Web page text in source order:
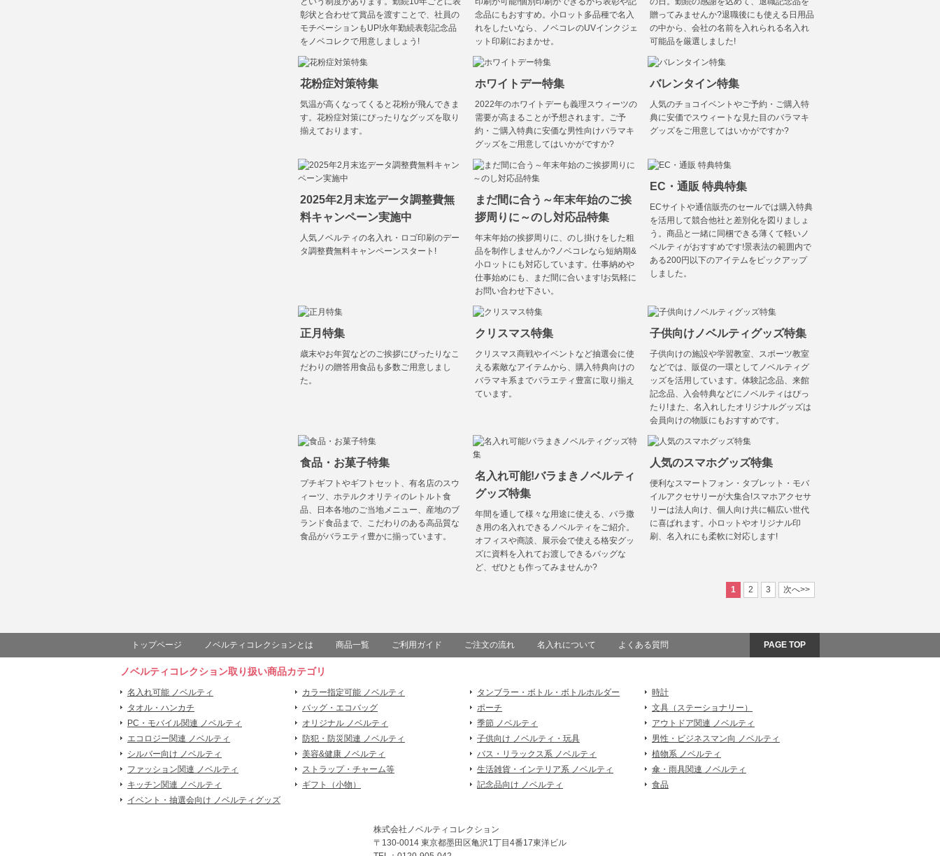
彰状と合わせて賞品を渡すことで、社員の
モチベーションもUP!永年勤続表彰記念品
をノベコレクで用意しましょう!
念品にもおすすめ。小ロット多品種で名入
れをしたいなら、ノベコレのUVインクジェ
ット印刷におまかせ。
贈ってみませんか?退職後にも使える日用品
の中から、会社の名前を入れられる名入れ
可能品を厳選しました!
花粉症対策特集
気温が高くなってくると花粉が飛んできま
す。花粉症対策にぴったりなグッズを取り
揃えております。
ホワイトデー特集
2022年のホワイトデーも義理スウィーツの
需要が高まることが予想されます。ご予
約・ご購入特典に安価な男性向けバラマキ
グッズをご用意してはいかがですか?
バレンタイン特集
人気のチョコイベントやご予約・ご購入特
典に安価でスウィートな見た目のバラマキ
グッズをご用意してはいかがですか?
2025年2月末迄データ調整費無
料キャンペーン実施中
人気ノベルティの名入れ・ロゴ印刷のデー
タ調整費無料キャンペーンスタート!
まだ間に合う～年末年始のご挨
拶周りに～のし対応品特集
年末年始の挨拶周りに、のし掛けをした粗
品を制作しませんか?ノベコレなら短納期&
小ロットにも対応しています。仕事納めや
仕事始めにも、まだ間に合います!お気軽に
お問い合わせ下さい。
EC・通販 特典特集
ECサイトや通信販売のセールでは購入特典
を活用して競合他社と差別化を図りましょ
う。商品と一緒に同梱できる薄くて軽いノ
ベルティがおすすめです!景表法の範囲内で
ある200円以下のアイテムをピックアップ
しました。
正月特集
歳末やお年賀などのご挨拶にぴったりなこ
だわりの贈答用食品も多数ご用意しまし
た。
クリスマス特集
クリスマス商戦やイベントなど抽選会に使
える素敵なアイテムから、購入特典向けの
バラマキ系までバラエティ豊富に取り揃え
ています。
子供向けノベルティグッズ特集
子供向けの施設や学習教室、スポーツ教室
などでは、販促の一環としてノベルティグ
ッズを活用しています。体験記念品、来館
記念品、入会特典などにノベルティはぴっ
たり!また、名入れしたオリジナルグッズは
会員向けの物販にもおすすめです。
食品・お菓子特集
プチギフトやギフトセット、有名店のスウ
ィーツ、ホテルクオリティのレトルト食
品、日本各地のご当地メニュー、産地のブ
ランド食品まで、こだわりのある高品質な
食品がバラエティ豊かに揃っています。
名入れ可能!バラまきノベルティ
グッズ特集
年間を通して様々な用途に使える、バラ撒
き用の名入れできるノベルティをご紹介。
オフィスや商談、展示会で使える格安グッ
ズに資料を入れてお渡しできるバッグな
ど、ぜひとも作ってみませんか?
人気のスマホグッズ特集
便利なスマートフォン・タブレット・モバ
イルアクセサリーが大集合!スマホアクセサ
リーは法人向け、個人向け共に幅広い世代
に喜ばれます。小ロットやオリジナル印
刷、名入れにも柔軟に対応します!
1 2 3 次へ>>
トップページ ノベルティコレクションとは 商品一覧 ご利用ガイド ご注文の流れ 名入れについて よくある質問 PAGE TOP
ノベルティコレクション取り扱い商品カテゴリ
名入れ可能 ノベルティ カラー指定可能 ノベルティ タンブラー・ボトル・ボトルホルダー
時計
タオル・ハンカチ
バッグ・エコバッグ ポーチ
文具（ステーショナリー）
PC・モバイル関連 ノベルティ
オリジナル ノベルティ 季節 ノベルティ
アウトドア関連 ノベルティ
エコロジー関連 ノベルティ
防犯・防災関連 ノベルティ 子供向け ノベルティ・玩具
男性・ビジネスマン向 ノベルティ
シルバー向け ノベルティ
美容&健康 ノベルティ バス・リラックス系 ノベルティ
植物系 ノベルティ
ファッション関連 ノベルティ
ストラップ・チャーム等 生活雑貨・インテリア系 ノベルティ
傘・雨具関連 ノベルティ
キッチン関連 ノベルティ
ギフト（小物） 記念品向け ノベルティ
食品
イベント・抽選会向け ノベルティグッズ
株式会社ノベルティコレクション
〒130-0014 東京都墨田区亀沢1丁目4番17東洋ビル